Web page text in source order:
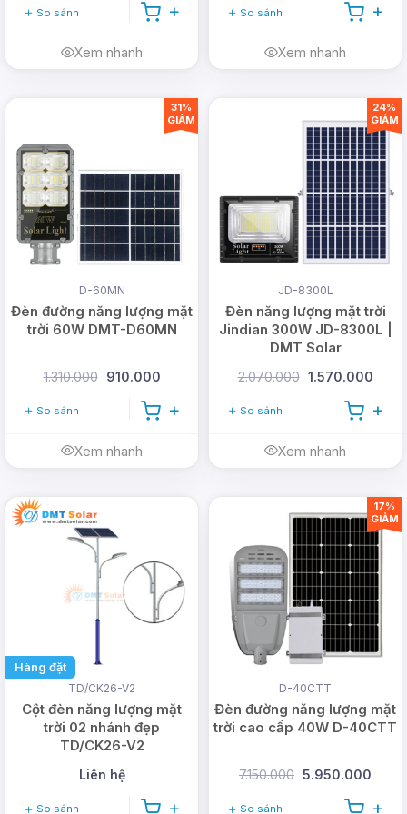
So sánh
Xem nhanh
So sánh
Xem nhanh
D-60MN
Đèn đường năng lượng mặt
trời 60W DMT-D60MN
1.310.000 910.000
So sánh
Xem nhanh
31%
GIẢM
JD-8300L
Đèn năng lượng mặt trời
Jindian 300W JD-8300L |
DMT Solar
2.070.000 1.570.000
So sánh
Xem nhanh
24%
GIẢM
Hàng đặt
TD/CK26-V2
Cột đèn năng lượng mặt
trời 02 nhánh đẹp
TD/CK26-V2
Liên hệ
So sánh
D-40CTT
Đèn đường năng lượng mặt
trời cao cấp 40W D-40CTT
7.150.000 5.950.000
So sánh
17%
GIẢM